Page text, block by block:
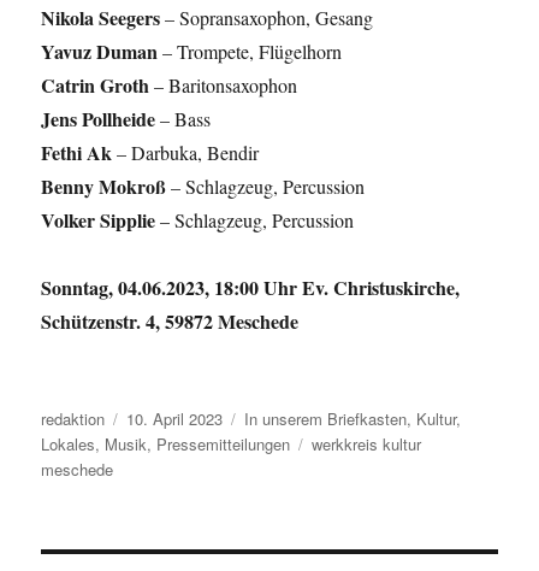
Nikola Seegers– Sopransaxophon, Gesang
Yavuz Duman– Trompete, Flügelhorn
Catrin Groth– Baritonsaxophon
Jens Pollheide– Bass
Fethi Ak– Darbuka, Bendir
Benny Mokroß– Schlagzeug, Percussion
Volker Sipplie– Schlagzeug, Percussion
Sonntag, 04.06.2023, 18:00 Uhr Ev. Christuskirche,
Schützenstr. 4, 59872 Meschede
Autor
redaktion
Veröffentlicht
am
10. April 2023 Kategorien
In unserem Briefkasten, Kultur,
Lokales, Musik, Pressemitteilungen Schlagwörter
werkkreis kultur
meschede